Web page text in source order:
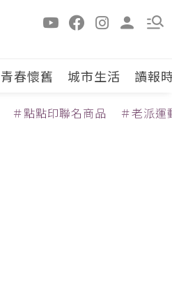
青春懷舊 城市生活 讀報
＃點點印聯名商品 ＃老派運